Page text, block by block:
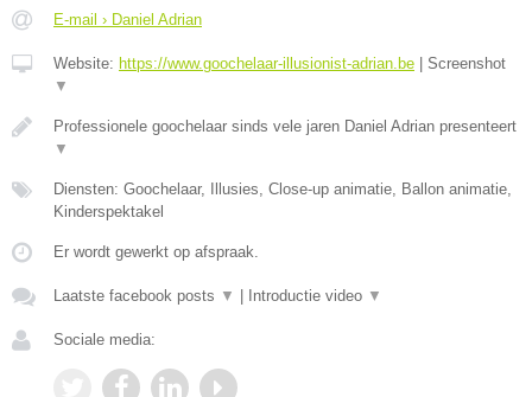
E-mail › Daniel Adrian
Website: https://www.goochelaar-illusionist-adrian.be
Screenshot
▼
Professionele goochelaar sinds vele jaren Daniel Adrian presenteert
▼
Diensten: Goochelaar, Illusies, Close-up animatie, Ballon animatie,
Kinderspektakel
Er wordt gewerkt op afspraak.
Laatste facebook posts ▼ Introductie video ▼
Sociale media: